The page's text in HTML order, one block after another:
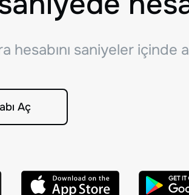
hesabını saniyeler içinde
Aç